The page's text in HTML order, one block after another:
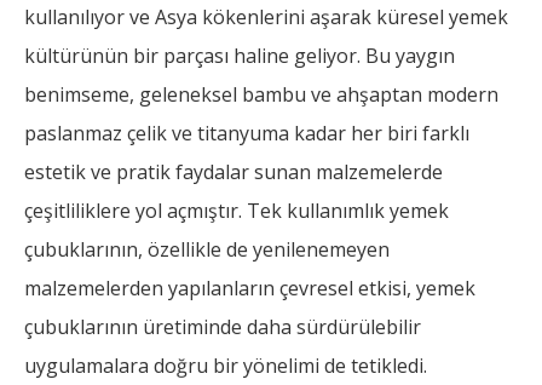
kullanılıyor ve Asya kökenlerini aşarak küresel yemek
kültürünün bir parçası haline geliyor. Bu yaygın
benimseme, geleneksel bambu ve ahşaptan modern
paslanmaz çelik ve titanyuma kadar her biri farklı
estetik ve pratik faydalar sunan malzemelerde
çeşitliliklere yol açmıştır. Tek kullanımlık yemek
çubuklarının, özellikle de yenilenemeyen
malzemelerden yapılanların çevresel etkisi, yemek
çubuklarının üretiminde daha sürdürülebilir
uygulamalara doğru bir yönelimi de tetikledi.